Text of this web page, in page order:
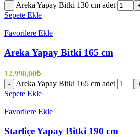
- Areka Yapay Bitki 130 cm adet
Sepete Ekle
Favorilere Ekle
Areka Yapay Bitki 165 cm
12.990,00₺
- Areka Yapay Bitki 165 cm adet
Sepete Ekle
Favorilere Ekle
Starliçe Yapay Bitki 190 cm